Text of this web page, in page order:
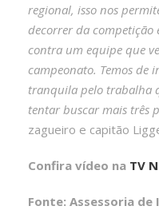
regional, isso nos
decorrer da competição
contra um equipe que
campeonato. Temos de
tranquila pelo trabalha
tentar buscar mais três
zagueiro e capitão
Confira vídeo na TV
Fonte: Assessoria de